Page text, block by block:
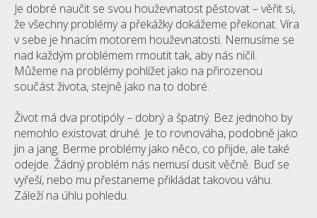
Je dobré naučit se svou houževnatost pěstovat – věřit si,
že všechny problémy a překážky dokážeme překonat. Víra
v sebe je hnacím motorem houževnatosti. Nemusíme se
nad každým problémem rmoutit tak, aby nás ničil.
Můžeme na problémy pohlížet jako na přirozenou
součást života, stejně jako na to dobré.
Život má dva protipóly – dobrý a špatný. Bez jednoho by
nemohlo existovat druhé. Je to rovnováha, podobně jako
jin a jang. Berme problémy jako něco, co přijde, ale také
odejde. Žádný problém nás nemusí dusit věčně. Buď se
vyřeší, nebo mu přestaneme přikládat takovou váhu.
Záleží na úhlu pohledu.